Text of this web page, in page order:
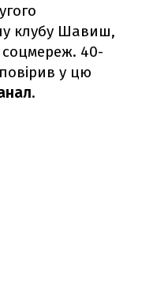
клубу Шавиш,
соцмереж. 40-
у цю
.